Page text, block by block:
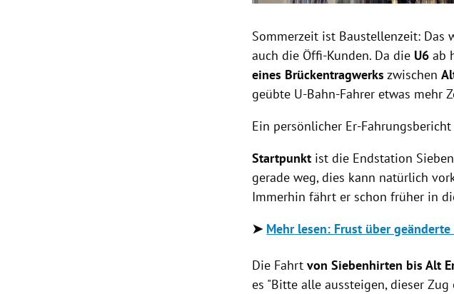
Sommerzeit ist Baustellenzeit: Das
auch die Öffi-Kunden. Da die U6 ab
eines Brückentragwerks zwischen
geübte U-Bahn-Fahrer etwas mehr
Ein persönlicher Er-
Startpunkt ist die Endstation
gerade weg, dies kann natürlich
Immerhin fährt er schon früher in
➤ Mehr lesen: Frust über
Die Fahrtvon Siebenhirten bis Alt
es "Bitte alle aussteigen, dieser